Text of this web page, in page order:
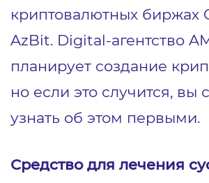
криптовалютных биржах
AzBit. Digital-агентство
планирует создание
но если это случится, вы
узнать об этом первыми.
Средство для лечения